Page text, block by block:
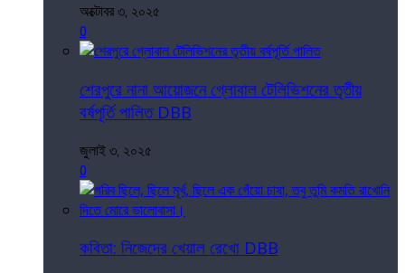
অক্টোবর ৩, ২০২৫
0
শেরপুরে নানা আয়োজনে গ্লোবাল টেলিভিশনের তৃতীয়
বর্ষপূর্তি পালিত DBB
জুলাই ৩, ২০২৫
0
কবিতা: নিজেদের খেয়াল রেখো DBB